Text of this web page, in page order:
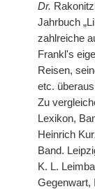
Dr.
Jahrbuch
zahlreiche
Frankl's
Reisen,
etc.
Zu
Lexikon,
Heinrich
Band.
K. L.